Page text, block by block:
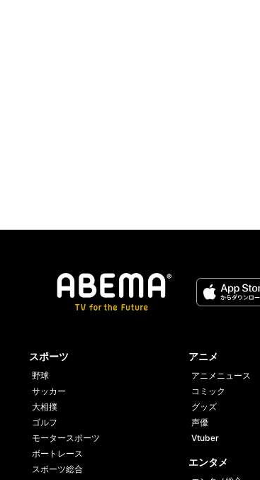
スポーツ
野球
サッカー
大相撲
ゴルフ
モータースポーツ
ボートレース
スポーツ総合
アニメ
アニメニュース
コミック
グッズ
声優
Vtuber
エンタメ